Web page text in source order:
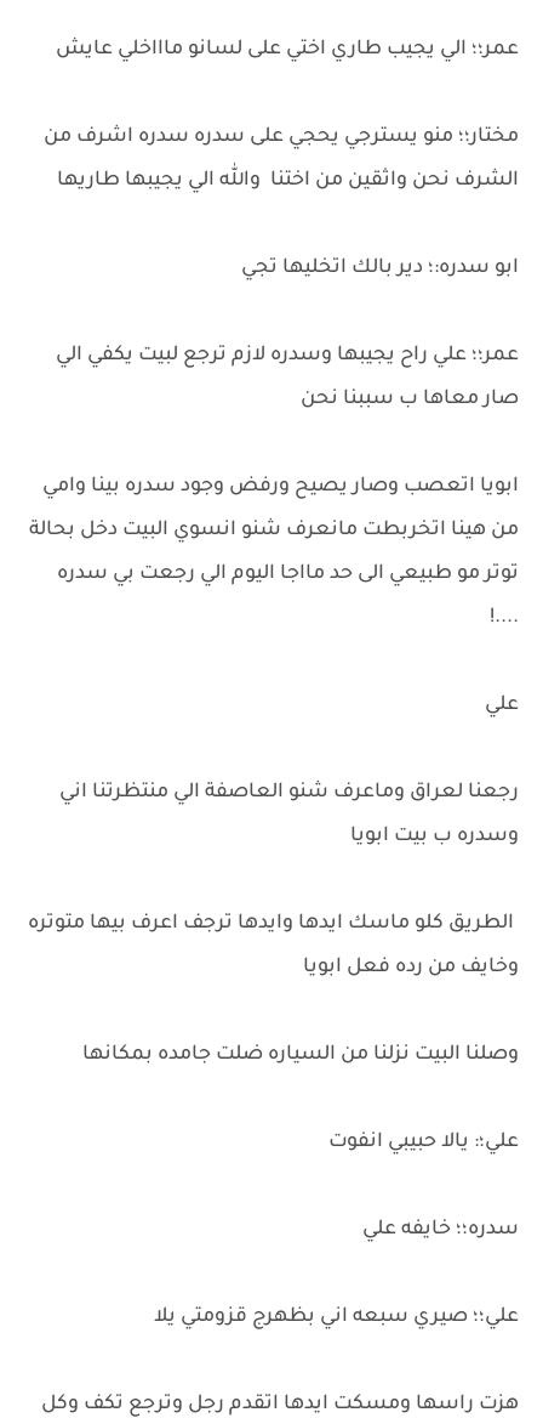
عمر؛؛ الي يجيب طاري اختي على لسانو ماااخلي عايش
مختار؛؛ منو يسترجي يحجي على سدره سدره اشرف من
الشرف نحن واثقين من اختنا والله الي يجيبها طاريها
ابو سدره:؛ دير بالك اتخليها تجي
عمر؛؛ علي راح يجيبها وسدره لازم ترجع لبيت يكفي الي
صار معاها ب سببنا نحن
ابويا اتعصب وصار يصيح ورفض وجود سدره بينا وامي
من هينا اتخربطت مانعرف شنو انسوي البيت دخل بحالة
توتر مو طبيعي الى حد مااجا اليوم الي رجعت بي سدره
....!
علي
رجعنا لعراق وماعرف شنو العاصفة الي منتظرتنا اني
وسدره ب بيت ابويا
الطريق كلو ماسك ايدها وايدها ترجف اعرف بيها متوتره
وخايف من رده فعل ابويا
وصلنا البيت نزلنا من السياره ضلت جامده بمكانها
علي؛: يالا حبيبي انفوت
سدره؛؛ خايفه علي
علي؛؛ صيري سبعه اني بظهرج قزومتي يلا
هزت راسها ومسكت ايدها اتقدم رجل وترجع تكف وكل